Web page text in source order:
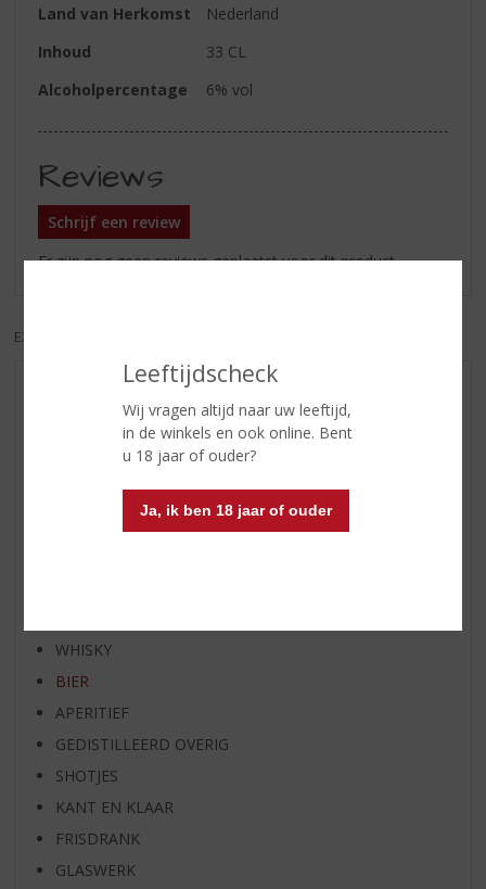
Leeftijdscheck
Wij vragen altijd naar uw leeftijd,
in de winkels en ook online. Bent
u 18 jaar of ouder?
Ja, ik ben 18 jaar of ouder
Land van Herkomst
Nederland
Inhoud
33 CL
Alcoholpercentage
6% vol
Reviews
Schrijf een review
Er zijn nog geen reviews geplaatst voor dit product
EXCL. BTW
WIJN VAN DE MAAND
WHISKY VAN DE MAAND
RUM VAN DE MAAND
BIER VAN DE MAAND
WHISKY
BIER
APERITIEF
GEDISTILLEERD OVERIG
SHOTJES
KANT EN KLAAR
FRISDRANK
GLASWERK